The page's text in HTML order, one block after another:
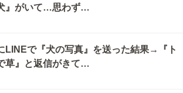
』がいて…思わず…
LINEで『犬の写真』を送った結果→『ト
草』と返信がきて…